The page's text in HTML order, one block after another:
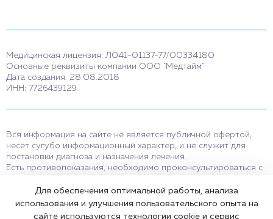
Медицинская лицензия: Л041-01137-77/00334180
Основные реквизиты компании ООО "Медтайм"
Дата создания: 28.08.2018
ИНН: 7726439129
Вся информация на сайте не является публичной офертой,
несёт сугубо информационный характер, и не служит для
постановки диагноза и назначения лечения.
Есть противопоказания, необходимо проконсультироваться с
мессенджерам и в соцсетях носят исключительно
информационный характер и не являются медицинскими
услугами.
Для обеспечения оптимальной работы, анализа
использования и улучшения пользовательского опыта на
сайте используются технологии cookie и сервис